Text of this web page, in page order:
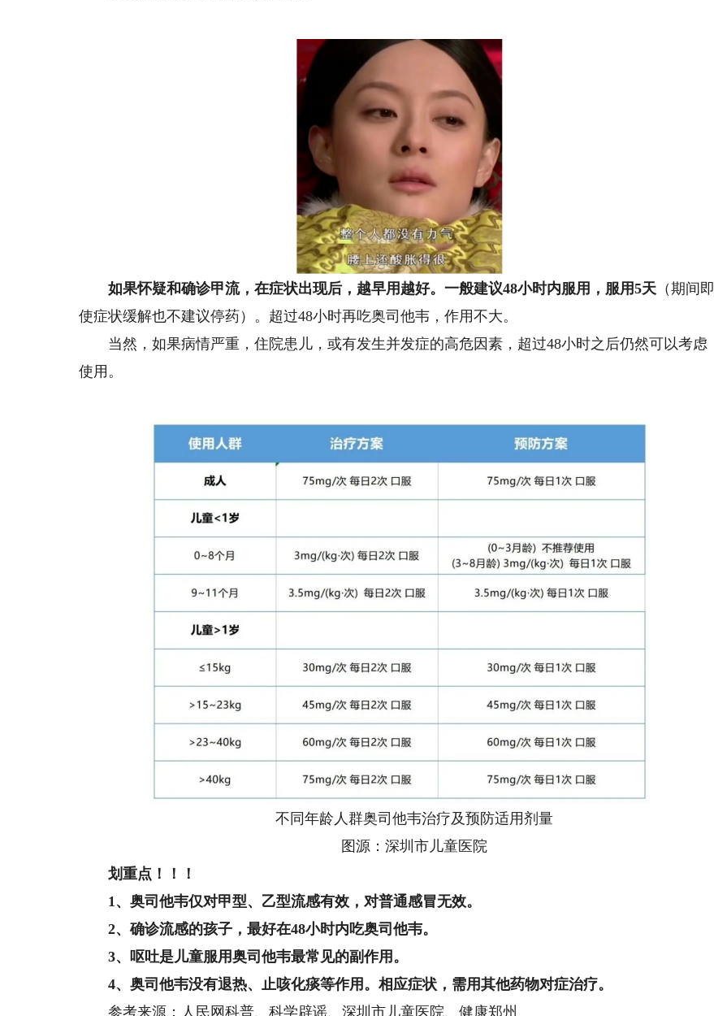
如果怀疑和确诊甲流，在症状出现后，越早用越好。一般建议48小时内服用，服用5天 （期间即
使症状缓解也不建议停药）。超过48小时再吃奥司他韦，作用不大。
当然，如果病情严重，住院患儿，或有发生并发症的高危因素，超过48小时之后仍然可以考虑
使用。
不同年龄人群奥司他韦治疗及预防适用剂量
图源：深圳市儿童医院
划重点！！！
1、奥司他韦仅对甲型、乙型流感有效，对普通感冒无效。
2、确诊流感的孩子，最好在48小时内吃奥司他韦。
3、呕吐是儿童服用奥司他韦最常见的副作用。
4、奥司他韦没有退热、止咳化痰等作用。相应症状，需用其他药物对症治疗。
参考来源：人民网科普、科学辟谣、深圳市儿童医院、健康郑州